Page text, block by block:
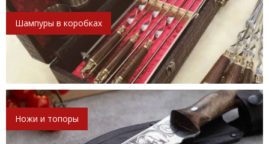
Шампуры в коробках
Ножи и топоры